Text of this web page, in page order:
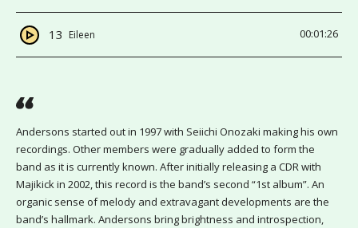
13 Eileen 00:01:26
Andersons started out in 1997 with Seiichi Onozaki making his own
recordings. Other members were gradually added to form the
band as it is currently known. After initially releasing a CDR with
Majikick in 2002, this record is the band’s second “1st album”. An
organic sense of melody and extravagant developments are the
band’s hallmark. Andersons bring brightness and introspection,